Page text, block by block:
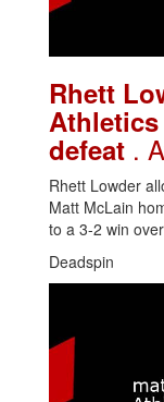
Rhett
defeat .
Rhett Lowder
Matt McLain
to a 3-2 win
Deadspin